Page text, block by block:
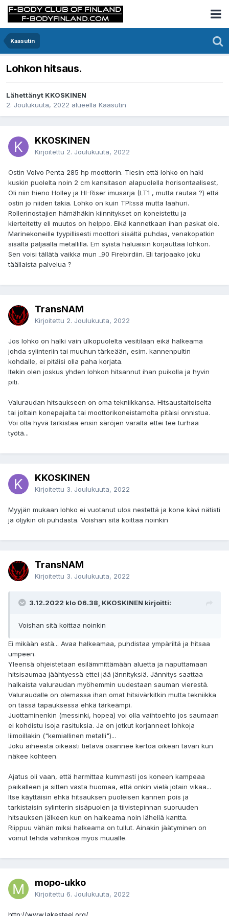
Kaasutin
Lohkon hitsaus.
Lähettänyt KKOSKINEN
2. Joulukuuta, 2022 alueella Kaasutin
KKOSKINEN
Kirjoitettu 2. Joulukuuta, 2022
Ostin Volvo Penta 285 hp moottorin. Tiesin että lohko on haki
kuskin puolelta noin 2 cm kansitason alapuolella horisontaalisest,
Oli niin hieno Holley ja HI-Riser imusarja (LT1 , mutta rautaa ?) että
ostin jo niiden takia. Lohko on kuin TPI:ssä mutta laahuri.
Rollerinostajien hämähäkin kiinnitykset on koneistettu ja
kierteitetty eli muutos on helppo. Eikä kannetkaan ihan paskat ole.
Marinekoneille tyypillisesti moottori sisältä puhdas, venakopatkin
sisältä paljaalla metallilla. Em syistä haluaisin korjauttaa lohkon.
Sen voisi tällätä vaikka mun _90 Firebirdiin. Eli tarjoaako joku
täällaista palvelua ?
TransNAM
Kirjoitettu 2. Joulukuuta, 2022
Jos lohko on halki vain ulkopuolelta vesitilaan eikä halkeama
johda sylinteriin tai muuhun tärkeään, esim. kannenpultin
kohdalle, ei pitäisi olla paha korjata.
Itekin olen joskus yhden lohkon hitsannut ihan puikolla ja hyvin
piti.
Valuraudan hitsaukseen on oma tekniikkansa. Hitsaustaitoiselta
tai joltain konepajalta tai moottorikoneistamolta pitäisi onnistua.
Voi olla hyvä tarkistaa ensin säröjen varalta ettei tee turhaa
työtä...
KKOSKINEN
Kirjoitettu 3. Joulukuuta, 2022
Myyjän mukaan lohko ei vuotanut ulos nestettä ja kone kävi nätisti
ja öljykin oli puhdasta. Voishan sitä koittaa noinkin
TransNAM
Kirjoitettu 3. Joulukuuta, 2022
3.12.2022 klo 06.38, KKOSKINEN kirjoitti:
Voishan sitä koittaa noinkin
Ei mikään estä... Avaa halkeamaa, puhdistaa ympäriltä ja hitsaa
umpeen.
Yleensä ohjeistetaan esilämmittämään aluetta ja naputtamaan
hitsisaumaa jäähtyessä ettei jää jännityksiä. Jännitys saattaa
halkaista valuraudan myöhemmin uudestaan sauman vierestä.
Valuraudalle on olemassa ihan omat hitsivärkitkin mutta tekniikka
on tässä tapauksessa ehkä tärkeämpi.
Juottaminenkin (messinki, hopea) voi olla vaihtoehto jos saumaan
ei kohdistu isoja rasituksia. Ja on jotkut korjanneet lohkoja
liimoillakin ("kemiallinen metalli")...
Joku aiheesta oikeasti tietävä osannee kertoa oikean tavan kun
näkee kohteen.
Ajatus oli vaan, että harmittaa kummasti jos koneen kampeaa
paikalleen ja sitten vasta huomaa, että onkin vielä jotain vikaa...
Itse käyttäisin ehkä hitsauksen puoleisen kannen pois ja
tarkistaisin sylinterin sisäpuolen ja tiivistepinnan suoruuden
hitsauksen jälkeen kun on halkeama noin lähellä kantta.
Riippuu vähän miksi halkeama on tullut. Ainakin jäätyminen on
voinut tehdä vahinkoa myös muualle.
mopo-ukko
Kirjoitettu 6. Joulukuuta, 2022